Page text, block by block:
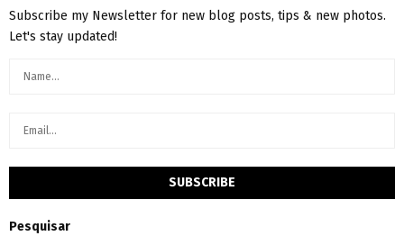
Subscribe my Newsletter for new blog posts, tips & new photos.
Let's stay updated!
Pesquisar